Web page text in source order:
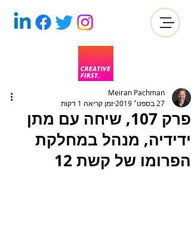
פרק 107, שיחה עם מתן
ידידיה, מנהל במחלקת
הפרומו של קשת 12
Meiran Pachman
27 בספט׳ 2019
זמן קריאה 1 דקות